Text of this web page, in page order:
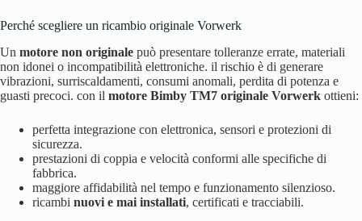
Perché scegliere un ricambio originale Vorwerk
Un motore non originale può presentare tolleranze errate, materiali
non idonei o incompatibilità elettroniche. il rischio è di generare
vibrazioni, surriscaldamenti, consumi anomali, perdita di potenza e
guasti precoci. con il motore Bimby TM7 originale Vorwerk ottieni:
perfetta integrazione con elettronica, sensori e protezioni di
sicurezza.
prestazioni di coppia e velocità conformi alle specifiche di
fabbrica.
maggiore affidabilità nel tempo e funzionamento silenzioso.
ricambi nuovi e mai installati, certificati e tracciabili.